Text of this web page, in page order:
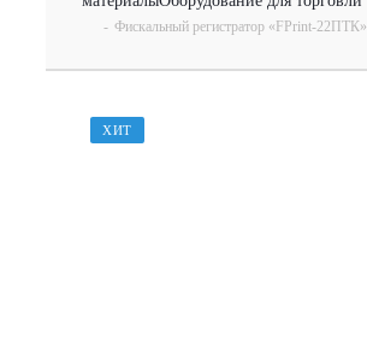
- Фискальный регистратор «FPrint-22ПТК»
ХИТ